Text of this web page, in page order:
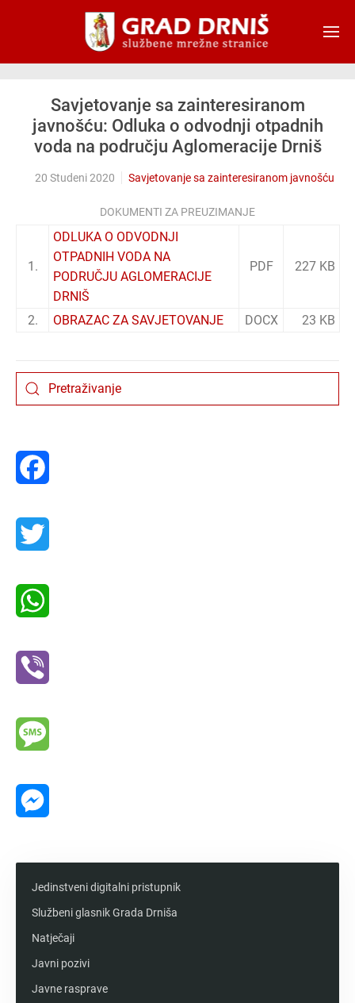
Skip to main content
Savjetovanje sa zainteresiranom
javnošću: Odluka o odvodnji otpadnih
voda na području Aglomeracije Drniš
20 Studeni 2020 Savjetovanje sa zainteresiranom javnošću
DOKUMENTI ZA PREUZIMANJE
1.
ODLUKA O ODVODNJI
OTPADNIH VODA NA
PODRUČJU AGLOMERACIJE
DRNIŠ
PDF 227 KB
2. OBRAZAC ZA SAVJETOVANJE DOCX 23 KB
Jedinstveni digitalni pristupnik
Službeni glasnik Grada Drniša
Natječaji
Javni pozivi
Javne rasprave